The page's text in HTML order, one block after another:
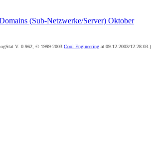
(Sub-Netzwerke/Server) Oktober
V. 0.962, © 1999-2003 Cool Engineering at 09.12.2003/12:28:03.)